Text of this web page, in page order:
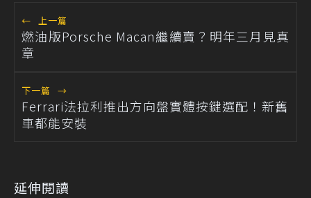
← 上一篇
燃油版Porsche Macan繼續賣？明年三月見真
章
下一篇 →
Ferrari法拉利推出方向盤實體按鍵選配！新舊
車都能安裝
延伸閱讀